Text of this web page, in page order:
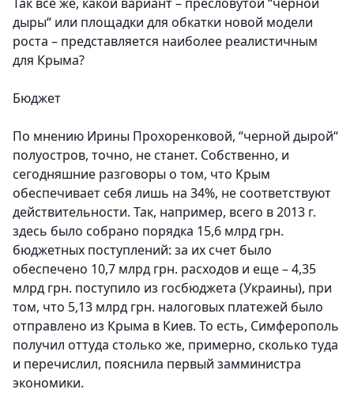
дыры“ или площадки для обкатки новой модели
роста – представляется наиболее реалистичным
для Крыма?
Бюджет
По мнению Ирины Прохоренковой, “черной дырой“
полуостров, точно, не станет. Собственно, и
сегодняшние разговоры о том, что Крым
обеспечивает себя лишь на 34%, не соответствуют
действительности. Так, например, всего в 2013 г.
здесь было собрано порядка 15,6 млрд грн.
бюджетных поступлений: за их счет было
обеспечено 10,7 млрд грн. расходов и еще – 4,35
млрд грн. поступило из госбюджета (Украины), при
том, что 5,13 млрд грн. налоговых платежей было
отправлено из Крыма в Киев. То есть, Симферополь
получил оттуда столько же, примерно, сколько туда
и перечислил, пояснила первый замминистра
экономики.